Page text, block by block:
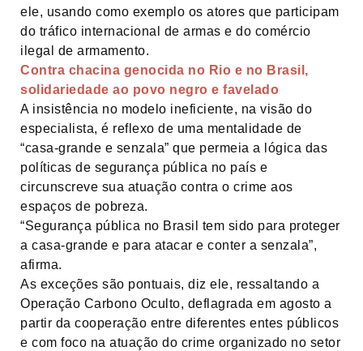
ele, usando como exemplo os atores que participam
do tráfico internacional de armas e do comércio
ilegal de armamento.
Contra chacina genocida no Rio e no Brasil,
solidariedade ao povo negro e favelado
A insistência no modelo ineficiente, na visão do
especialista, é reflexo de uma mentalidade de
“casa-grande e senzala” que permeia a lógica das
políticas de segurança pública no país e
circunscreve sua atuação contra o crime aos
espaços de pobreza.
“Segurança pública no Brasil tem sido para proteger
a casa-grande e para atacar e conter a senzala”,
afirma.
As exceções são pontuais, diz ele, ressaltando a
Operação Carbono Oculto, deflagrada em agosto a
partir da cooperação entre diferentes entes públicos
e com foco na atuação do crime organizado no setor